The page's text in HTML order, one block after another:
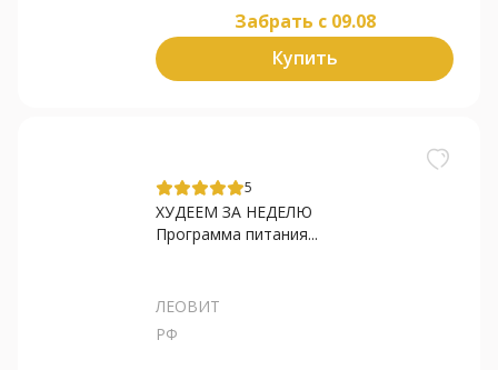
Забрать c 09.08
Купить
5
ХУДЕЕМ ЗА НЕДЕЛЮ
Программа питания...
ЛЕОВИТ
РФ